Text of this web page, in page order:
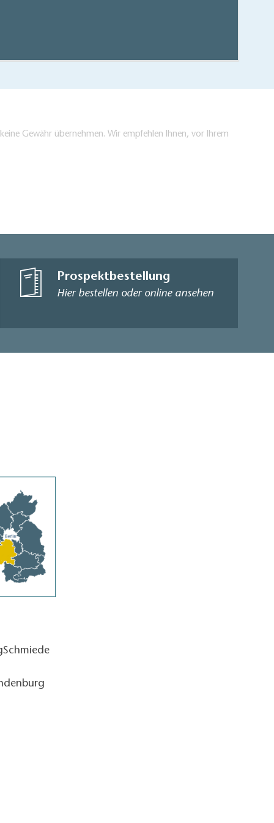
Gewähr übernehmen. Wir empfehlen Ihnen, vor Ihrem
Prospektbestellung
Hier bestellen oder online ansehen